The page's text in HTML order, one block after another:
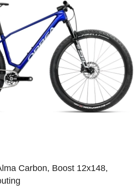
Carbon, Boost 12x148,